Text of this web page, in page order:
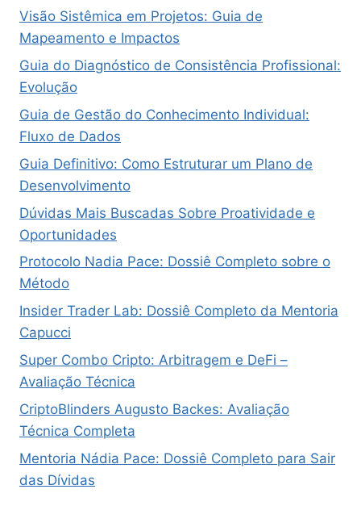
Visão Sistêmica em Projetos: Guia de
Mapeamento e Impactos
Guia do Diagnóstico de Consistência Profissional:
Evolução
Guia de Gestão do Conhecimento Individual:
Fluxo de Dados
Guia Definitivo: Como Estruturar um Plano de
Desenvolvimento
Dúvidas Mais Buscadas Sobre Proatividade e
Oportunidades
Protocolo Nadia Pace: Dossiê Completo sobre o
Método
Insider Trader Lab: Dossiê Completo da Mentoria
Capucci
Super Combo Cripto: Arbitragem e DeFi –
Avaliação Técnica
CriptoBlinders Augusto Backes: Avaliação
Técnica Completa
Mentoria Nádia Pace: Dossiê Completo para Sair
das Dívidas